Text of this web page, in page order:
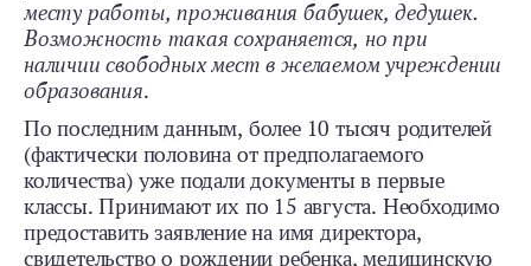
месту работы, проживания бабушек, дедушек.
Возможность такая сохраняется, но при
наличии свободных мест в желаемом учреждении
образования.
По последним данным, более 10 тысяч родителей
(фактически половина от предполагаемого
количества) уже подали документы в первые
классы. Принимают их по 15 августа. Необходимо
предоставить заявление на имя директора,
свидетельство о рождении ребенка, медицинскую